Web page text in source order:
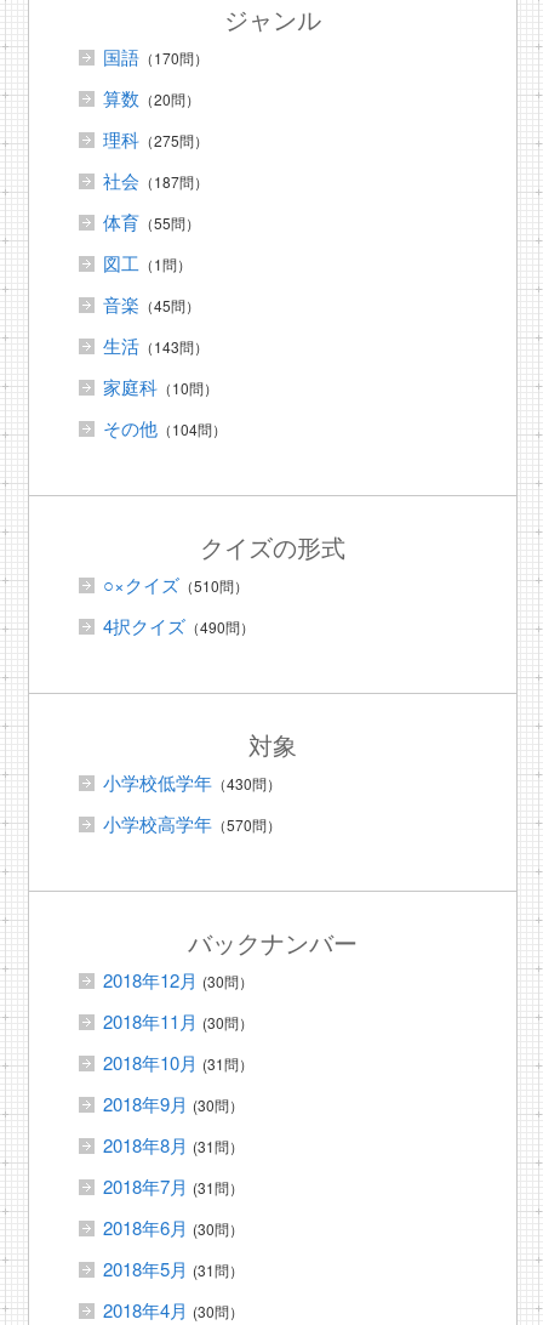
ジャンル
国語（170問）
算数 （20問）
理科（275問）
社会 （187問）
体育（55問）
図工 （1問）
音楽 （45問）
生活（143問）
家庭科（10問）
その他（104問）
クイズの形式
○×クイズ（510問）
4択クイズ（490問）
対象
小学校低学年（430問）
小学校高学年（570問）
バックナンバー
2018年12月 (30問）
2018年11月 (30問）
2018年10月 (31問）
2018年9月 (30問）
2018年8月 (31問）
2018年7月 (31問）
2018年6月 (30問）
2018年5月 (31問）
2018年4月 (30問）